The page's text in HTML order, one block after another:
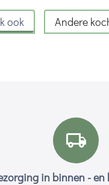
ook Andere
in binnen -